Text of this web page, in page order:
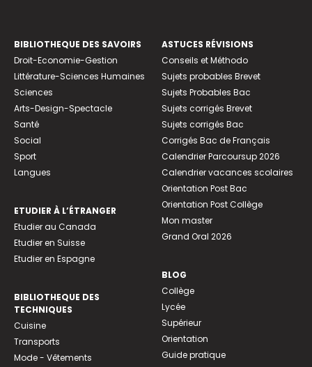
BIBLIOTHEQUE DES SAVOIRS
Droit-Economie-Gestion
Littérature-Sciences Humaines
Sciences
Arts-Design-Spectacle
Santé
Social
Sport
Langues
ETUDIER À L’ÉTRANGER
Etudier au Canada
Etudier en Suisse
Etudier en Espagne
BIBLIOTHEQUE DES
TECHNIQUES
Cuisine
Transports
Mode - Vêtements
ASTUCES RÉVISIONS
Conseils et Méthodo
Sujets probables Brevet
Sujets Probables Bac
Sujets corrigés Brevet
Sujets corrigés Bac
Corrigés Bac de Français
Calendrier Parcoursup 2026
Calendrier vacances scolaires
Orientation Post Bac
Orientation Post Collège
Mon master
Grand Oral 2026
BLOG
Collège
Lycée
Supérieur
Orientation
Guide pratique